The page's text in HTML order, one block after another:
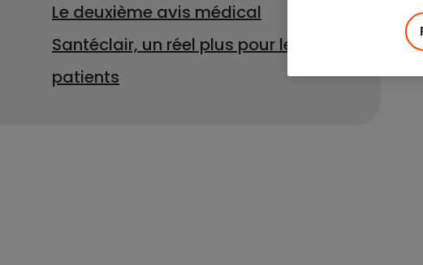
Le deuxième avis médical
Santéclair, un réel plus pour les
patients